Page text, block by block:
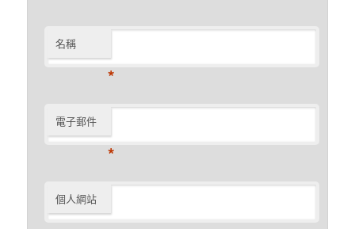
名稱
*
電子郵件
*
個人網站